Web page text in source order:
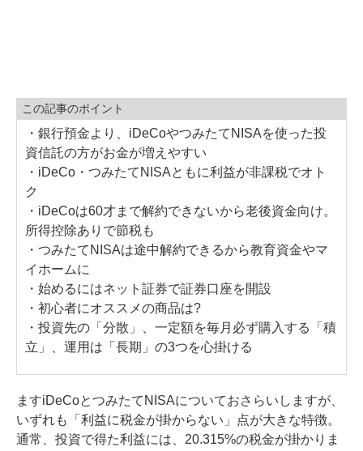
この記事のポイント
・銀行預金より、iDeCoやつみたてNISAを使った投
資信託の方がお金が増えやすい
・iDeCo・つみたてNISAともに利益が非課税でオト
ク
・iDeCoは60才まで解約できないから老後資金向け。
所得控除ありで節税も
・つみたてNISAは途中解約できるから教育資金やマ
イホームに
・始めるにはネット証券で証券口座を開設
・初心者にオススメの商品は?
・投資先の「分散」、一定額を毎月必ず購入する「積
立」、運用は「長期」の3つを心掛ける
ますiDeCoとつみたてNISAについておさらいしますが、
いずれも「利益に税金が掛からない」点が大きな特徴。
通常、投資で得た利益には、20.315%の税金が掛かりま